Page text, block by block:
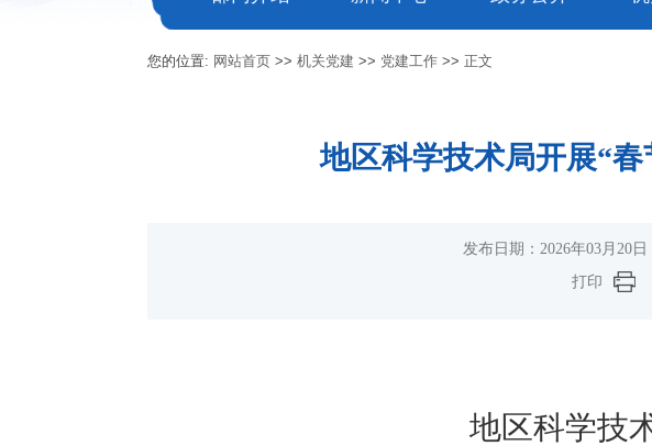
您的位置: 网站首页 >>机关党建 >> 党建工作 >>正文
地区科学技术局开展“
发布日期：2026年03月
打印
地区科学技